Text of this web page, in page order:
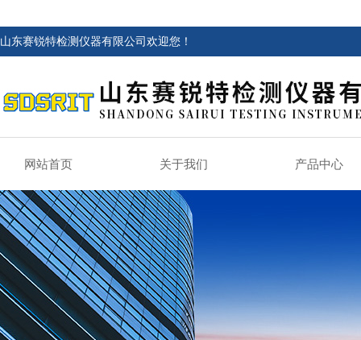
山东赛锐特检测仪器有限公司欢迎您！
网站首页 关于我们 产品中心